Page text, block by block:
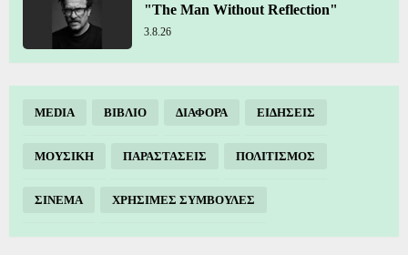
"The Man Without Reflection"
3.8.26
MEDIA ΒΙΒΛΙΟ ΔΙΑΦΟΡΑ ΕΙΔΗΣΕΙΣ
ΜΟΥΣΙΚΗ ΠΑΡΑΣΤΑΣΕΙΣ ΠΟΛΙΤΙΣΜΟΣ
ΣΙΝΕΜΑ ΧΡΗΣΙΜΕΣ ΣΥΜΒΟΥΛΕΣ